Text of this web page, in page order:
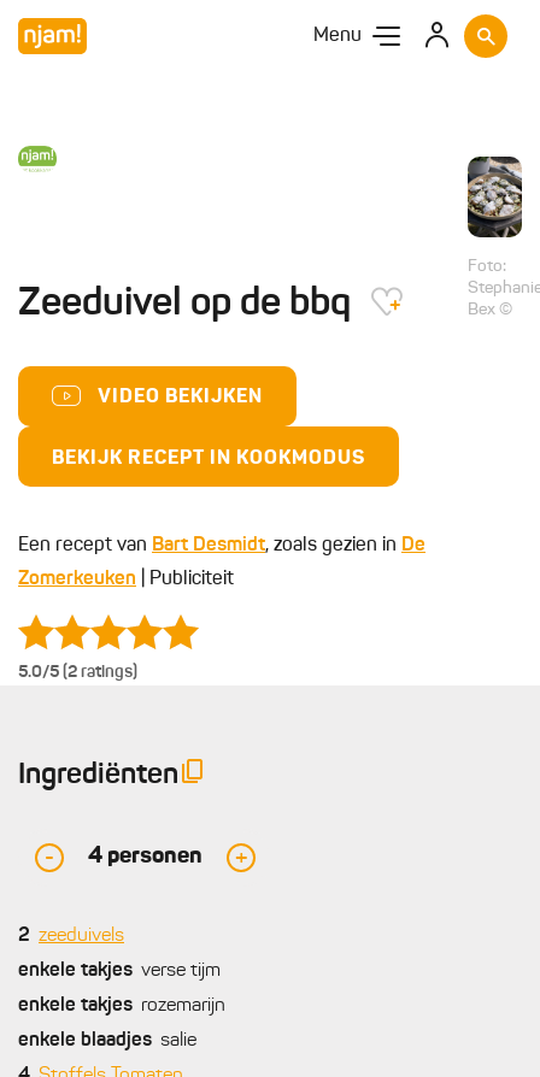
Menu
Zeeduivel op de bbq
VIDEO BEKIJKEN
BEKIJK RECEPT IN KOOKMODUS
Een recept van Bart Desmidt, zoals gezien in De
Zomerkeuken | Publiciteit
5.0/5 (2 ratings)
Foto:
Bex ©
Ingrediënten
- 4 personen +
2 zeeduivels
enkele takjes verse tijm
enkele takjes rozemarijn
enkele blaadjes salie